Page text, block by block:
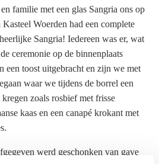
familie met een glas Sangria ons op
Woerden had een complete
Sangria! Iedereen was er, wat
ceremonie op de binnenplaats
een toost uitgebracht en zijn we met
waar we tijdens de borrel een
kregen zoals rosbief met frisse
kaas en een canapé krokant met
werd geschonken van gave